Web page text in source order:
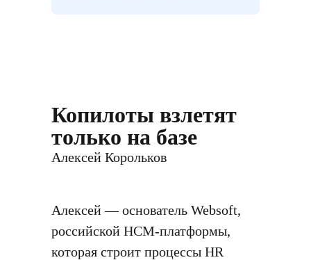
Копилоты взлетят
только на базе
Алексей Корольков
Алексей — основатель Websoft,
российской HCM-платформы,
которая строит процессы HR